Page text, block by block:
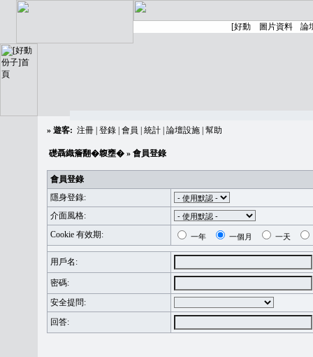
» 遊客: 注冊 登錄 會員 統計 論壇設施 幫助
礎聶織簷翻�䪖壅� » 會員登錄
會員登錄
隱身登錄:
介面風格:
Cookie 有效期:
一年 一個月 一天
用戶名:
密碼:
安全提問:
回答: